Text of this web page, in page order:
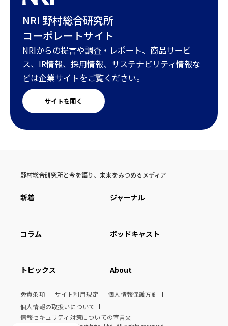
NRI 野村総合研究所
コーポレートサイト
NRIからの提言や調査・レポート、商品サービ
ス、IR情報、採用情報、サステナビリティ情報な
どは企業サイトをご覧ください。
サイトを開く
野村総合研究所と今を語り、未来をみつめるメディア
新着 ジャーナル
コラム ポッドキャスト
トピックス About
免責条項 サイト利用規定
個人情報保護方針
個人情報の取扱いについて
情報セキュリティ対策についての宣言文